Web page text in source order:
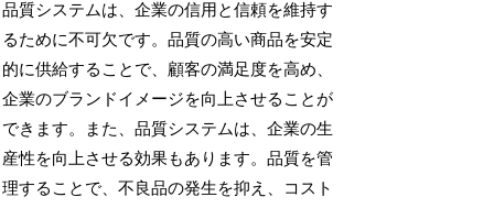
品質システムは、企業の信用と信頼を維持す
るために不可欠です。品質の高い商品を安定
的に供給することで、顧客の満足度を高め、
企業のブランドイメージを向上させることが
できます。また、品質システムは、企業の生
産性を向上させる効果もあります。品質を管
理することで、不良品の発生を抑え、コスト